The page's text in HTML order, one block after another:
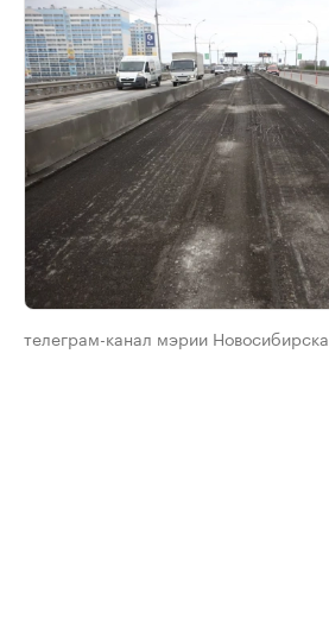
телеграм-канал мэрии Новосибирска